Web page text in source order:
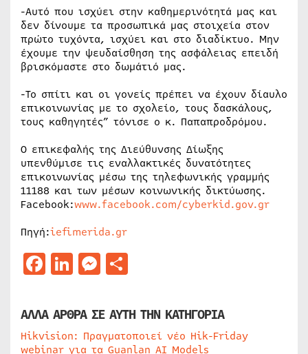
-Αυτό που ισχύει στην καθημερινότητά μας και
δεν δίνουμε τα προσωπικά μας στοιχεία στον
πρώτο τυχόντα, ισχύει και στο διαδίκτυο. Μην
έχουμε την ψευδαίσθηση της ασφάλειας επειδή
βρισκόμαστε στο δωμάτιό μας.
-Το σπίτι και οι γονείς πρέπει να έχουν δίαυλο
επικοινωνίας με το σχολείο, τους δασκάλους,
τους καθηγητές” τόνισε ο κ. Παπαπροδρόμου.
Ο επικεφαλής της Διεύθυνσης Δίωξης
υπενθύμισε τις εναλλακτικές δυνατότητες
επικοινωνίας μέσω της τηλεφωνικής γραμμής
11188 και των μέσων κοινωνικής δικτύωσης.
Facebook:www.facebook.com/cyberkid.gov.gr
Πηγή:iefimerida.gr
Facebook
LinkedIn
Messenger
ΑΛΛΑ ΑΡΘΡΑ ΣΕ ΑΥΤΗ ΤΗΝ ΚΑΤΗΓΟΡΙΑ
Hikvision: Πραγματοποιεί νέο Hik-Friday
webinar για τα Guanlan AI Models